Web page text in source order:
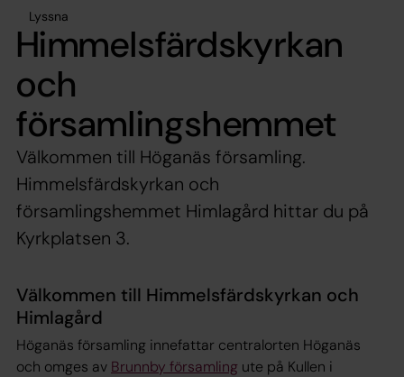
Lyssna
Himmelsfärdskyrkan
och
församlingshemmet
Välkommen till Höganäs församling.
Himmelsfärdskyrkan och
församlingshemmet Himlagård hittar du på
Kyrkplatsen 3.
Välkommen till Himmelsfärdskyrkan och
Himlagård
Höganäs församling innefattar centralorten Höganäs
och omges av Brunnby församling ute på Kullen i